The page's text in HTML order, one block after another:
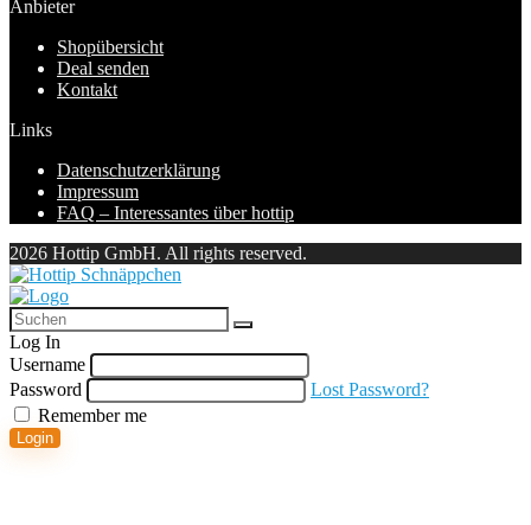
Anbieter
Shopübersicht
Deal senden
Kontakt
Links
Datenschutzerklärung
Impressum
FAQ – Interessantes über hottip
2026 Hottip GmbH. All rights reserved.
Log In
Username
Password
Lost Password?
Remember me
Login